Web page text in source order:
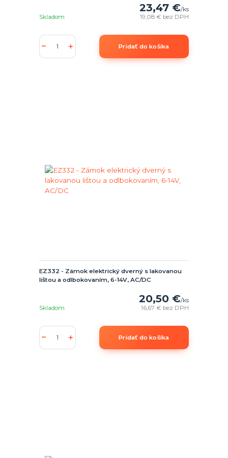
23,47 €/ks
19,08 € bez DPH
Skladom
Pridať do košíka
EZ332 - Zámok elektrický dverný s lakovanou
lištou a odlbokovaním, 6-14V, AC/DC
20,50 €/ks
16,67 € bez DPH
Skladom
Pridať do košíka